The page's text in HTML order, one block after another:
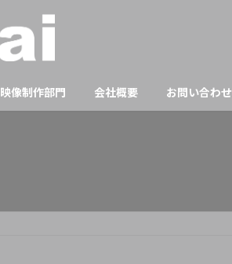
映像制作部門 会社概要 お問い合わせ